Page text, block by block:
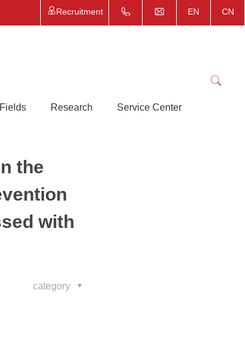
Recruitment EN CN
Research Service Center
the
with
category